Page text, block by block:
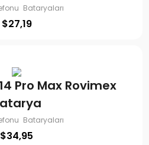
Bataryaları
$27,19
Pro Max Rovimex
Bataryaları
$34,95